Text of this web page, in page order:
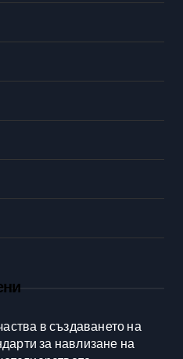
в създаването на
за навлизане на